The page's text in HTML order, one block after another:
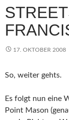
17. OKTOBER 2008
So, weiter gehts.
Es folgt nun eine
Point Mason